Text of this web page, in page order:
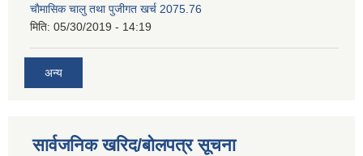
चाैमासिक चालु तथा पुजीगत खर्च 2075.76
मिति: 05/30/2019 - 14:19
अन्य
सार्वजनिक खरिद/बोलपत्र सूचना